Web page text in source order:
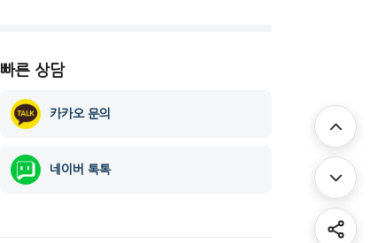
빠른 상담
카카오 문의
네이버 톡톡